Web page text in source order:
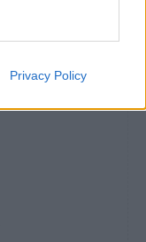
Privacy Policy